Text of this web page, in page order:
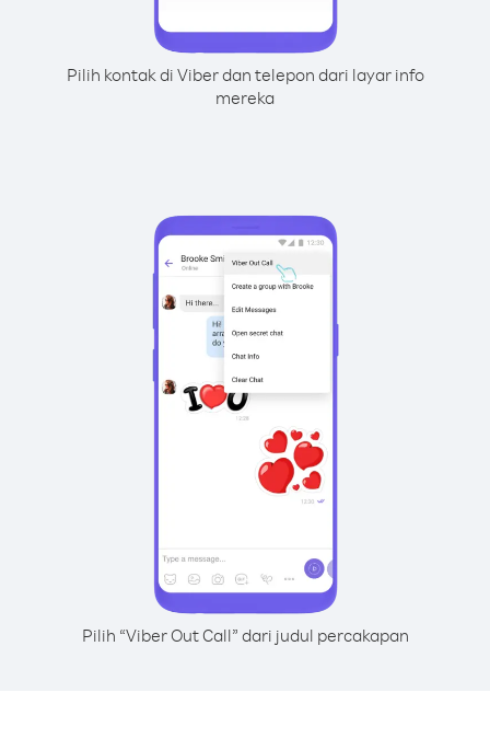
Pilih kontak di Viber dan telepon dari layar info
mereka
Pilih “Viber Out Call” dari judul percakapan